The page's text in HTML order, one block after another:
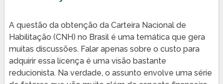
A questão da obtenção da Carteira Nacional de
Habilitação (CNH) no Brasil é uma temática que gera
muitas discussões. Falar apenas sobre o custo para
adquirir essa licença é uma visão bastante
reducionista. Na verdade, o assunto envolve uma série